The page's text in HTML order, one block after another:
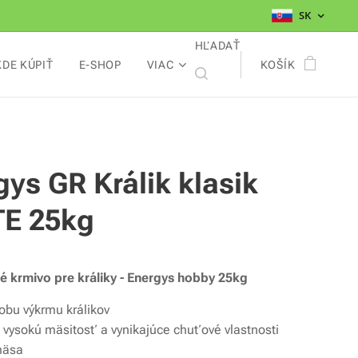
SK
KÚPIŤ E-SHOP VIAC
HĽADAŤ
KOŠÍK
GR Králik klasik
25kg
krmivo pre králiky - Energys hobby 25kg
výkrmu králikov
vysokú mäsitosť a vynikajúce chuťové vlastnosti